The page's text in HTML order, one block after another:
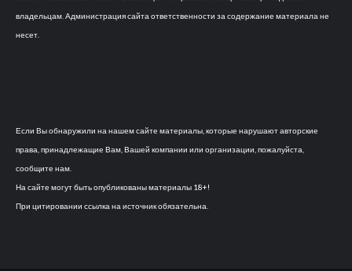
владельцам. Администрация сайта ответственности за содержание материала не
несет.
Если Вы обнаружили на нашем сайте материалы, которые нарушают авторские
права, принадлежащие Вам, Вашей компании или организации, пожалуйста,
сообщите нам.
На сайте могут быть опубликованы материалы 18+!
При цитировании ссылка на источник обязательна.